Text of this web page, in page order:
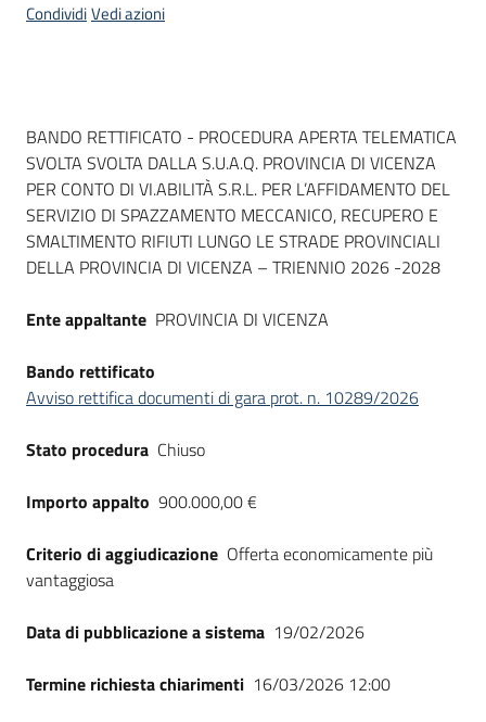
Seguici
su
CondividiVedi azioni
Dati del bando
BANDO RETTIFICATO - PROCEDURA APERTA TELEMATICA
SVOLTA SVOLTA DALLA S.U.A.Q. PROVINCIA DI VICENZA
PER CONTO DI VI.ABILITÀ S.R.L. PER L’AFFIDAMENTO DEL
SERVIZIO DI SPAZZAMENTO MECCANICO, RECUPERO E
SMALTIMENTO RIFIUTI LUNGO LE STRADE PROVINCIALI
DELLA PROVINCIA DI VICENZA – TRIENNIO 2026 -2028
Ente appaltante PROVINCIA DI VICENZA
Bando rettificato
Avviso rettifica documenti di gara prot. n. 10289/2026
Stato procedura Chiuso
Importo appalto 900.000,00 €
Criterio di aggiudicazione Offerta economicamente più
vantaggiosa
Data di pubblicazione a sistema 19/02/2026
Termine richiesta chiarimenti 16/03/2026 12:00